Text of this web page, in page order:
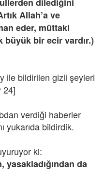
Allah’a ve
eder, müttaki
büyük bir ecir vardır.)
ile bildirilen gizli şeyleri
24]
verdiği haberler
yukarıda bildirdik.
ki:
yasakladığından da